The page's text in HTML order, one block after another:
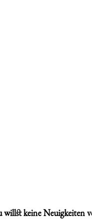
willst keine Neuigkeiten